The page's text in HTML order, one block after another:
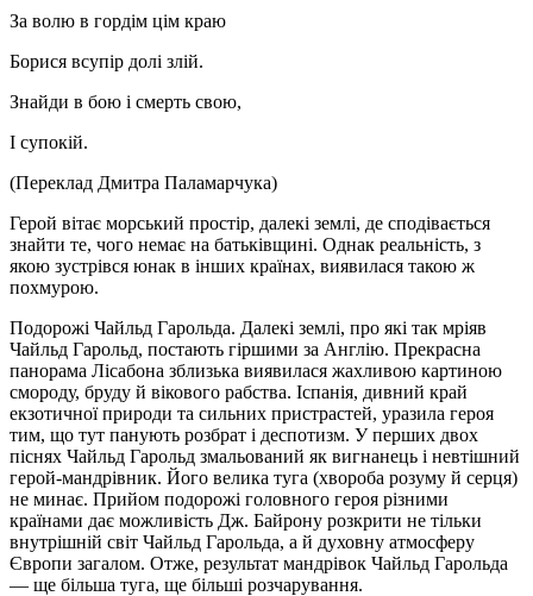
За волю в гордім цім краю
Борися всупір долі злій.
Знайди в бою і смерть свою,
І супокій.
(Переклад Дмитра Паламарчука)
Герой вітає морський простір, далекі землі, де сподівається
знайти те, чого немає на батьківщині. Однак реальність, з
якою зустрівся юнак в інших країнах, виявилася такою ж
похмурою.
Подорожі Чайльд Гарольда. Далекі землі, про які так мріяв
Чайльд Гарольд, постають гіршими за Англію. Прекрасна
панорама Лісабона зблизька виявилася жахливою картиною
смороду, бруду й вікового рабства. Іспанія, дивний край
екзотичної природи та сильних пристрастей, уразила героя
тим, що тут панують розбрат і деспотизм. У перших двох
піснях Чайльд Гарольд змальований як вигнанець і невтішний
герой-мандрівник. Його велика туга (хвороба розуму й серця)
не минає. Прийом подорожі головного героя різними
країнами дає можливість Дж. Байрону розкрити не тільки
внутрішній світ Чайльд Гарольда, а й духовну атмосферу
Європи загалом. Отже, результат мандрівок Чайльд Гарольда
— ще більша туга, ще більші розчарування.